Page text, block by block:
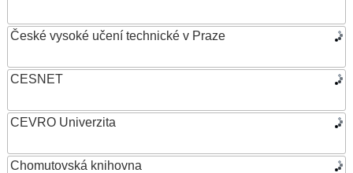
České vysoké učení technické v Praze
CESNET
CEVRO Univerzita
Chomutovská knihovna